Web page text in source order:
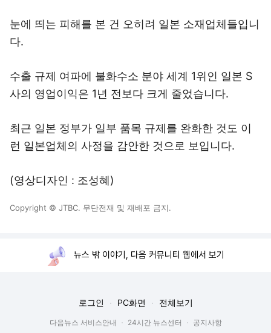
눈에 띄는 피해를 본 건 오히려 일본 소재업체들입니
다.
수출 규제 여파에 불화수소 분야 세계 1위인 일본 S
사의 영업이익은 1년 전보다 크게 줄었습니다.
최근 일본 정부가 일부 품목 규제를 완화한 것도 이
런 일본업체의 사정을 감안한 것으로 보입니다.
(영상디자인 : 조성혜)
Copyright © JTBC. 무단전재 및 재배포 금지.
뉴스 밖 이야기, 다음 커뮤니티 웹에서 보기
로그인 PC화면 전체보기
다음뉴스 서비스안내 24시간 뉴스센터
공지사항